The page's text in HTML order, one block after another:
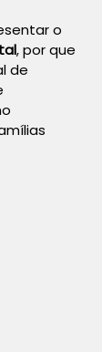
o
, por que
de